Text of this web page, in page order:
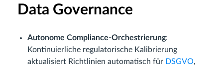
Data Governance
Autonome Compliance-Orchestrierung:
Kontinuierliche regulatorische Kalibrierung
aktualisiert Richtlinien automatisch für DSGVO,